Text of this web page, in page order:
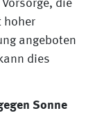
die
hoher
angeboten
dies
Sonne